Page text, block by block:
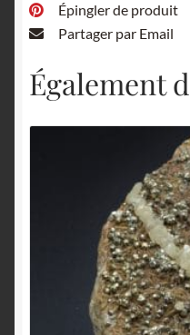
Épingler de produit
Partager par Email
Également